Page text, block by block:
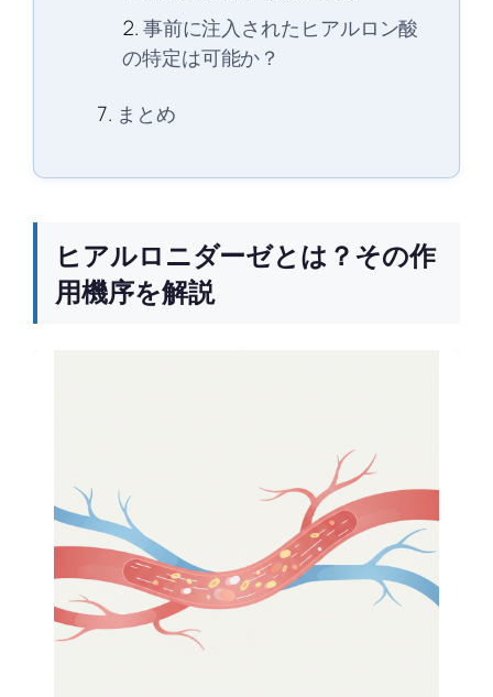
事前に注入されたヒアルロン酸
の特定は可能か？
まとめ
ヒアルロニダーゼとは？その作
用機序を解説